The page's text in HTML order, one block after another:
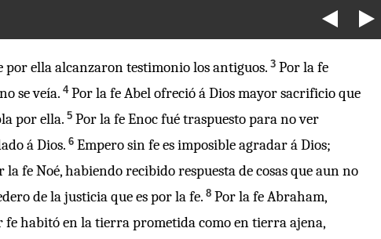
por ella alcanzaron testimonio los antiguos. 3Por la fe
se veía. 4Por la fe Abel ofreció á Dios mayor sacrificio que
por ella. 5 Por la fe Enoc fué traspuesto para no ver
á Dios. 6 Empero sin fe es imposible agradar á Dios;
la fe Noé, habiendo recibido respuesta de cosas que aun no
de la justicia que es por la fe. 8 Por la fe Abraham,
fe habitó en la tierra prometida como en tierra ajena,